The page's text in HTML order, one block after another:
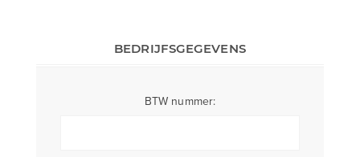
BEDRIJFSGEGEVENS
BTW nummer: